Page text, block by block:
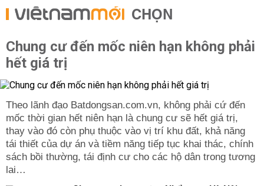
CHỌN
Chung cư đến mốc niên hạn không phải
hết giá trị
Theo lãnh đạo Batdongsan.com.vn, không phải cứ đến
mốc thời gian hết niên hạn là chung cư sẽ hết giá trị,
thay vào đó còn phụ thuộc vào vị trí khu đất, khả năng
tái thiết của dự án và tiềm năng tiếp tục khai thác, chính
sách bồi thường, tái định cư cho các hộ dân trong tương
lai…